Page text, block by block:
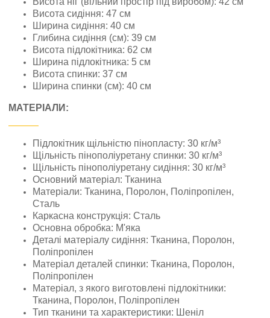
Висота сидіння: 47 см
Ширина сидіння: 40 см
Глибина сидіння (см): 39 см
Висота підлокітника: 62 см
Ширина підлокітника: 5 см
Висота спинки: 37 см
Ширина спинки (см): 40 см
МАТЕРІАЛИ:
Підлокітник щільністю пінопласту: 30 кг/м³
Щільність пінополіуретану спинки: 30 кг/м³
Щільність пінополіуретану сидіння: 30 кг/м³
Основний матеріал: Тканина
Матеріали: Тканина, Поролон, Поліпропілен,
Сталь
Каркасна конструкція: Сталь
Основна обробка: М'яка
Деталі матеріалу сидіння: Тканина, Поролон,
Поліпропілен
Матеріал деталей спинки: Тканина, Поролон,
Поліпропілен
Матеріал, з якого виготовлені підлокітники:
Тканина, Поролон, Поліпропілен
Тип тканини та характеристики: Шеніл